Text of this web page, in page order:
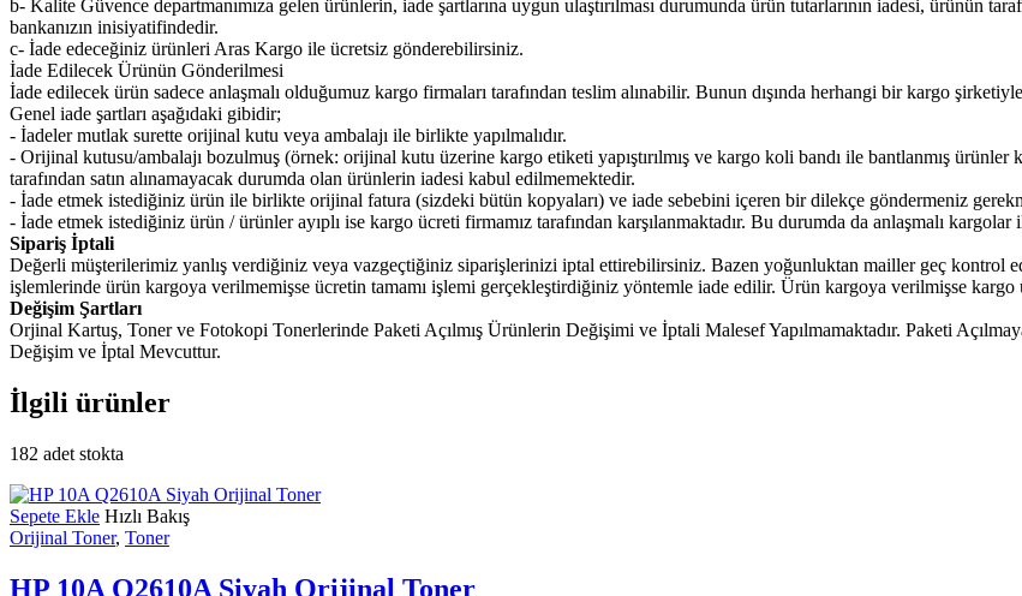
b- Kalite Güvence departmanımıza gelen ürünlerin, iade şartlarına uygun ulaştırılması durumunda ürün tutarlarının iadesi, ürünün
bankanızın inisiyatifindedir.
c- İade edeceğiniz ürünleri Aras Kargo ile ücretsiz gönderebilirsiniz.
İade Edilecek Ürünün Gönderilmesi
İade edilecek ürün sadece anlaşmalı olduğumuz kargo firmaları tarafından teslim alınabilir. Bunun dışında herhangi bir kargo
Genel iade şartları aşağıdaki gibidir;
- İadeler mutlak surette orijinal kutu veya ambalajı ile birlikte yapılmalıdır.
- Orijinal kutusu/ambalajı bozulmuş (örnek: orijinal kutu üzerine kargo etiketi yapıştırılmış ve kargo koli bandı ile bantlanmış
tarafından satın alınamayacak durumda olan ürünlerin iadesi kabul edilmemektedir.
- İade etmek istediğiniz ürün ile birlikte orijinal fatura (sizdeki bütün kopyaları) ve iade sebebini içeren bir dilekçe göndermeniz
- İade etmek istediğiniz ürün / ürünler ayıplı ise kargo ücreti firmamız tarafından karşılanmaktadır. Bu durumda da anlaşmalı
Sipariş İptali
Değerli müşterilerimiz yanlış verdiğiniz veya vazgeçtiğiniz siparişlerinizi iptal ettirebilirsiniz. Bazen yoğunluktan mailler geç kontrol
işlemlerinde ürün kargoya verilmemişse ücretin tamamı işlemi gerçekleştirdiğiniz yöntemle iade edilir. Ürün kargoya verilmişse kargo
Değişim Şartları
Orjinal Kartuş, Toner ve Fotokopi Tonerlerinde Paketi Açılmış Ürünlerin Değişimi ve İptali Malesef Yapılmamaktadır. Paketi
Değişim ve İptal Mevcuttur.
İlgili ürünler
182 adet stokta
Sepete Ekle Hızlı Bakış
Orijinal Toner, Toner
HP 10A Q2610A Siyah Orijinal Toner